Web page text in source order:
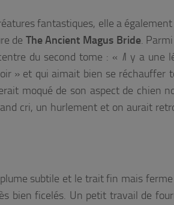
fantastiques, elle a
de The Ancient Magus Bride.
du second tome : « Il y a une
» et qui aimait bien se réchauffer
moqué de son aspect de chien
cri, un hurlement et on aurait
plume subtile et le trait fin mais
bien ficelés. Un petit travail de